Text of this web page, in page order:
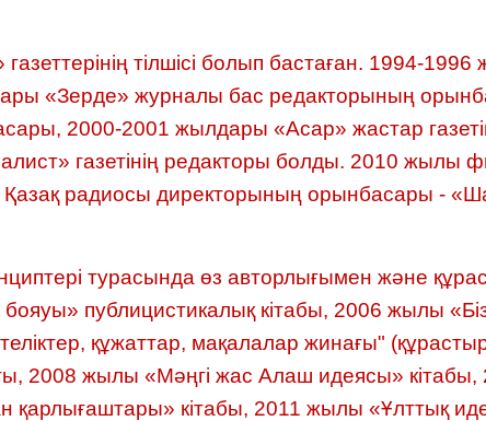
тілшісі болып бастаған. 1994-
«Зерде» журналы бас редакторының
2000-2001 жылдары «Асар» жастар
газетінің редакторы болды. 2010 жылы
радиосы директорының орынбасары -
турасында өз авторлығымен және
публицистикалық кітабы, 2006 жылы «Біз
құжаттар, мақалалар жинағы"
2008 жылы «Мәңгі жас Алаш идеясы»
кітабы, 2011 жылы «Ұлттық